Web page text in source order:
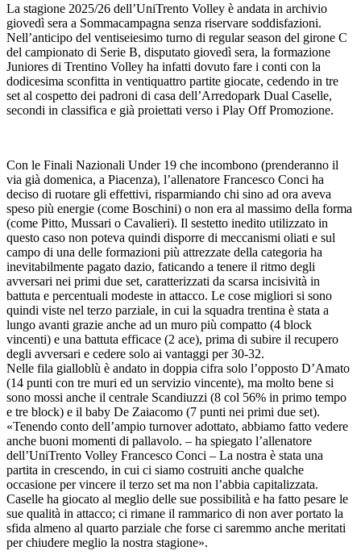
La stagione 2025/26 dell’UniTrento Volley è andata in archivio
giovedì sera a Sommacampagna senza riservare soddisfazioni.
Nell’anticipo del ventiseiesimo turno di regular season del girone C
del campionato di Serie B, disputato giovedì sera, la formazione
Juniores di Trentino Volley ha infatti dovuto fare i conti con la
dodicesima sconfitta in ventiquattro partite giocate, cedendo in tre
set al cospetto dei padroni di casa dell’Arredopark Dual Caselle,
secondi in classifica e già proiettati verso i Play Off Promozione.
Con le Finali Nazionali Under 19 che incombono (prenderanno il
via già domenica, a Piacenza), l’allenatore Francesco Conci ha
deciso di ruotare gli effettivi, risparmiando chi sino ad ora aveva
speso più energie (come Boschini) o non era al massimo della forma
(come Pitto, Mussari o Cavalieri). Il sestetto inedito utilizzato in
questo caso non poteva quindi disporre di meccanismi oliati e sul
campo di una delle formazioni più attrezzate della categoria ha
inevitabilmente pagato dazio, faticando a tenere il ritmo degli
avversari nei primi due set, caratterizzati da scarsa incisività in
battuta e percentuali modeste in attacco. Le cose migliori si sono
quindi viste nel terzo parziale, in cui la squadra trentina è stata a
lungo avanti grazie anche ad un muro più compatto (4 block
vincenti) e una battuta efficace (2 ace), prima di subire il recupero
degli avversari e cedere solo ai vantaggi per 30-32.
Nelle fila gialloblù è andato in doppia cifra solo l’opposto D’Amato
(14 punti con tre muri ed un servizio vincente), ma molto bene si
sono mossi anche il centrale Scandiuzzi (8 col 56% in primo tempo
e tre block) e il baby De Zaiacomo (7 punti nei primi due set).
«Tenendo conto dell’ampio turnover adottato, abbiamo fatto vedere
anche buoni momenti di pallavolo. – ha spiegato l’allenatore
dell’UniTrento Volley Francesco Conci – La nostra è stata una
partita in crescendo, in cui ci siamo costruiti anche qualche
occasione per vincere il terzo set ma non l’abbia capitalizzata.
Caselle ha giocato al meglio delle sue possibilità e ha fatto pesare le
sue qualità in attacco; ci rimane il rammarico di non aver portato la
sfida almeno al quarto parziale che forse ci saremmo anche meritati
per chiudere meglio la nostra stagione».